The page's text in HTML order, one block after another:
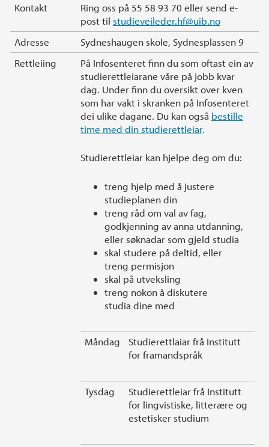
Kontakt
Ring oss på 55 58 93 70 eller send e-
post til studieveileder.hf@uib.no
Adresse
Sydneshaugen skole, Sydnesplassen 9
Rettleiing
På Infosenteret finn du som oftast ein av
studierettleiarane våre på jobb kvar
dag. Under finn du oversikt over kven
som har vakt i skranken på Infosenteret
dei ulike dagane. Du kan også bestille
time med din studierettleiar.
Studierettleiar kan hjelpe deg om du:
treng hjelp med å justere
studieplanen din
treng råd om val av fag,
godkjenning av anna utdanning,
eller søknadar som gjeld studia
skal studere på deltid, eller
treng permisjon
skal på utveksling
treng nokon å diskutere
studia dine med
Måndag
Studierettlaiar frå Institutt
for framandspråk
Tysdag
Studierettleiar frå Institutt
for lingvistiske, litterære og
estetisker studium